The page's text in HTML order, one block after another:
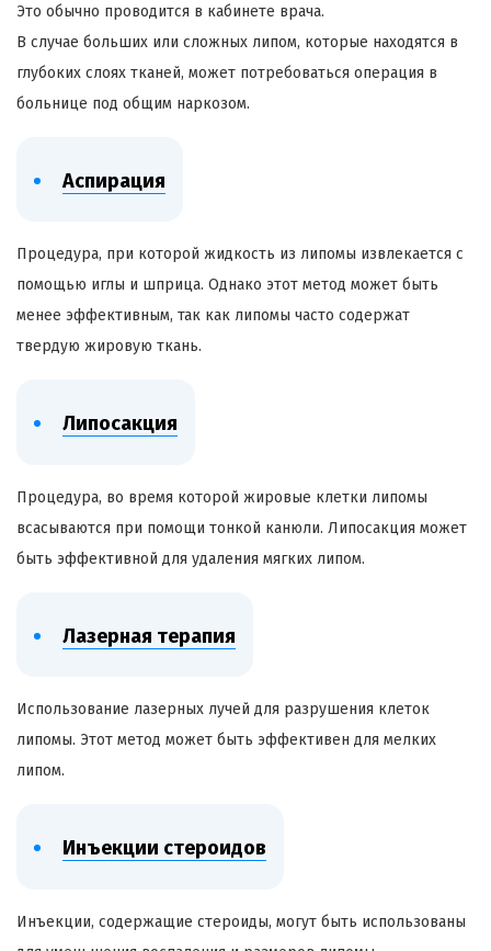
Это обычно проводится в кабинете врача.
В случае больших или сложных липом, которые находятся в
глубоких слоях тканей, может потребоваться операция в
больнице под общим наркозом.
Аспирация
Процедура, при которой жидкость из липомы извлекается с
помощью иглы и шприца. Однако этот метод может быть
менее эффективным, так как липомы часто содержат
твердую жировую ткань.
Липосакция
Процедура, во время которой жировые клетки липомы
всасываются при помощи тонкой канюли. Липосакция может
быть эффективной для удаления мягких липом.
Лазерная терапия
Использование лазерных лучей для разрушения клеток
липомы. Этот метод может быть эффективен для мелких
липом.
Инъекции стероидов
Инъекции, содержащие стероиды, могут быть использованы